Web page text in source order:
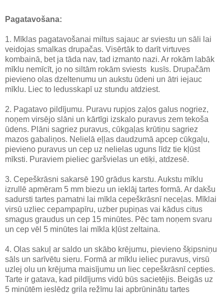
Pagatavošana:
1. Mīklas pagatavošanai miltus sajauc ar sviestu un sāli lai
veidojas smalkas drupačas. Visērtāk to darīt virtuves
kombainā, bet ja tāda nav, tad izmanto nazi. Ar rokām labāk
mīklu nemīcīt, jo no siltām rokām sviests kusīs. Drupačām
pievieno olas dzeltenumu un aukstu ūdeni un ātri iejauc
mīklu. Liec to ledusskapī uz stundu atdziest.
2. Pagatavo pildījumu. Puravu rupjos zaļos galus nogriez,
noņem virsējo slāni un kārtīgi izskalo puravus zem tekoša
ūdens. Plāni sagriez puravus, cūkgaļas krūtiņu sagriez
mazos gabaliņos. Nelielā eļļas daudzumā apcep cūkgaļu,
pievieno puravus un cep uz nelielas uguns līdz tie kļūst
mīksti. Puraviem pieliec garšvielas un etiķi, atdzesē.
3. Cepeškrāsni sakarsē 190 grādus karstu. Aukstu mīklu
izrullē apmēram 5 mm biezu un ieklāj tartes formā. Ar dakšu
sadursti tartes pamatni lai mīkla cepeškrāsnī neceļas. Mīklai
virsū uzliec cepampapīru, uzber pupiņas vai kādus citus
smagus graudus un cep 15 minūtes. Pēc tam noņem svaru
un cep vēl 5 minūtes lai mīkla kļūst zeltaina.
4. Olas sakuļ ar saldo un skābo krējumu, pievieno šķipsniņu
sāls un sarīvētu sieru. Formā ar mīklu ieliec puravus, virsū
uzlej olu un krējuma maisījumu un liec cepeškrāsnī cepties.
Tarte ir gatava, kad pildījums vidū būs sacietējis. Beigās uz
5 minūtēm ieslēdz grila režīmu lai apbrūninātu tartes